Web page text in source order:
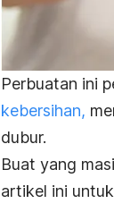
Perbuatan ini
kebersihan,
dubur.
Buat yang
artikel ini